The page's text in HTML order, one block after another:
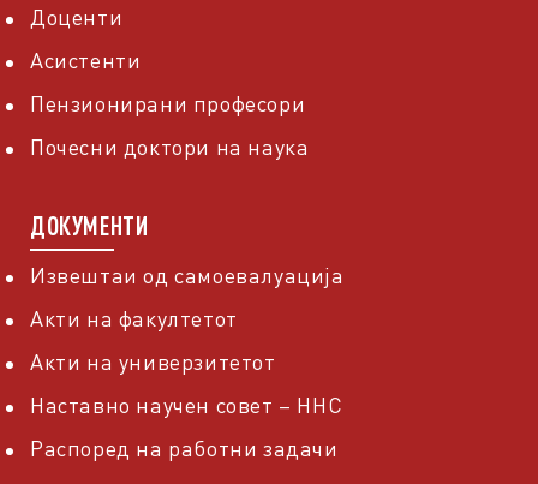
Доценти
Асистенти
Пензионирани професори
Почесни доктори на наука
ДОКУМЕНТИ
Извештаи од самоевалуација
Акти на факултетот
Акти на универзитетот
Наставно научен совет – ННС
Распоред на работни задачи